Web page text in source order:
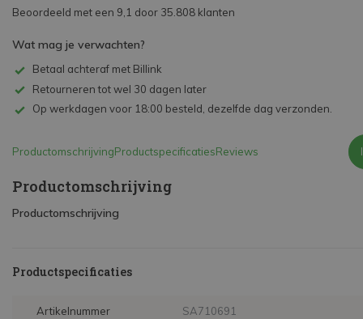
Beoordeeld met een 9,1 door 35.808 klanten
Wat mag je verwachten?
Betaal achteraf met Billink
Retourneren tot wel 30 dagen later
Op werkdagen voor 18:00 besteld, dezelfde dag verzonden.
ProductomschrijvingProductspecificatiesReviews
Productomschrijving
Productomschrijving
Productspecificaties
Artikelnummer SA710691